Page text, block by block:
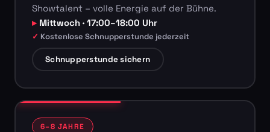
Showtalent – volle Energie auf der Bühne.
Mittwoch · 17:00–18:00 Uhr
Kostenlose Schnupperstunde jederzeit
Schnupperstunde sichern
6–8 JAHRE